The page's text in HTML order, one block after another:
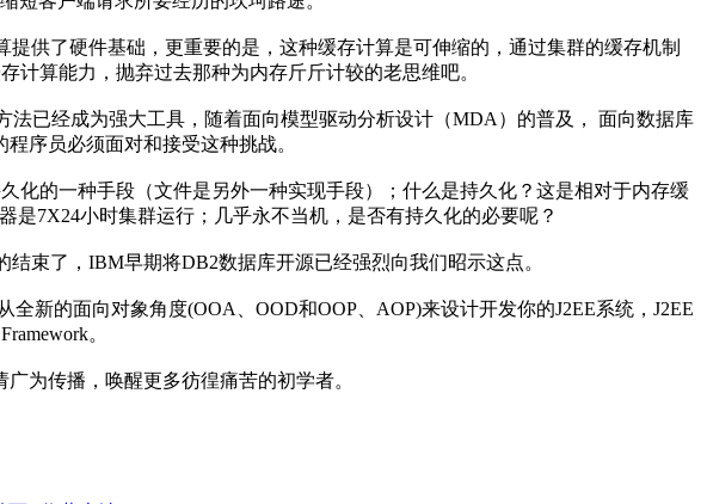
了硬件基础，更重要的是，这种缓存计算是可伸缩的，通过集群的缓存机制
计算能力，抛弃过去那种为内存斤斤计较的老思维吧。
已经成为强大工具，随着面向模型驱动分析设计（MDA）的普及， 面向数据库
序员必须面对和接受这种挑战。
的一种手段（文件是另外一种实现手段）；什么是持久化？这是相对于内存缓
7X24小时集群运行；几乎永不当机，是否有持久化的必要呢？
了，IBM早期将DB2数据库开源已经强烈向我们昭示这点。
的面向对象角度(OOA、OOD和OOP、AOP)来设计开发你的J2EE系统，J2EE
。
为传播，唤醒更多彷徨痛苦的初学者。